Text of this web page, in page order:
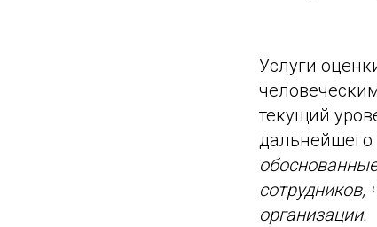
Услуги
текущий
дальнейшего
организации.